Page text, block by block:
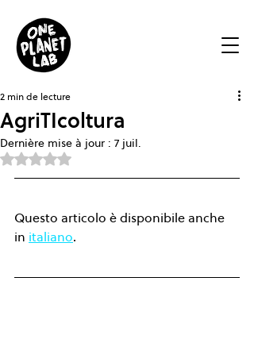
AgriTIcoltura
2 min de lecture
Dernière mise à jour : 7 juil.
Noté NaN étoiles sur 5.
Questo articolo è disponibile anche
in italiano.